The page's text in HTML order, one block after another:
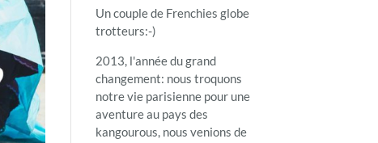
Un couple de Frenchies globe
trotteurs:-)
2013, l'année du grand
changement: nous troquons
notre vie parisienne pour une
aventure au pays des
kangourous, nous venions de